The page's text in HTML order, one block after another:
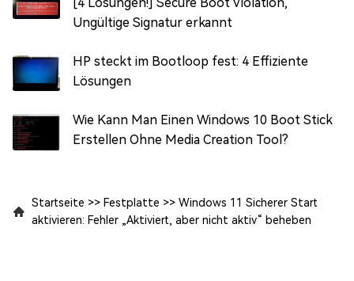
Ungültige Signatur erkannt
HP steckt im Bootloop fest: 4 Effiziente
Lösungen
Wie Kann Man Einen Windows 10 Boot Stick
Erstellen Ohne Media Creation Tool?
Startseite >> Festplatte >> Windows 11 Sicherer Start
aktivieren: Fehler „Aktiviert, aber nicht aktiv“ beheben